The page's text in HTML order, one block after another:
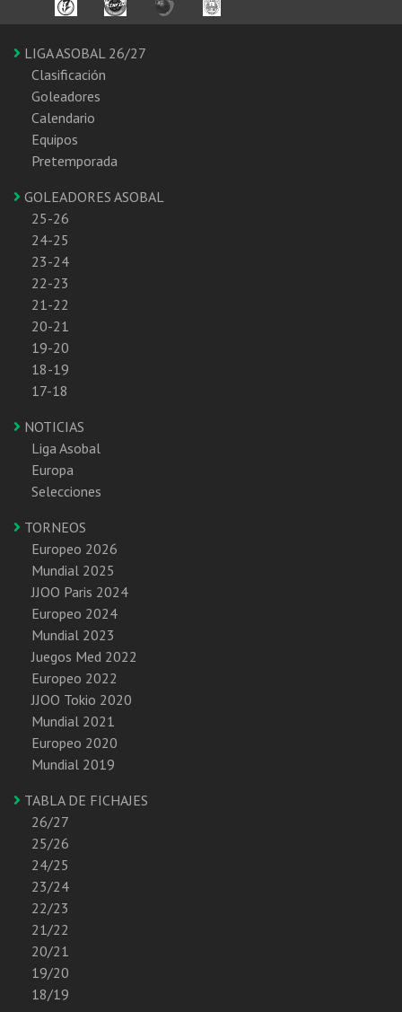
LIGA ASOBAL 26/27
Clasificación
Goleadores
Calendario
Equipos
Pretemporada
GOLEADORES ASOBAL
25-26
24-25
23-24
22-23
21-22
20-21
19-20
18-19
17-18
NOTICIAS
Liga Asobal
Europa
Selecciones
TORNEOS
Europeo 2026
Mundial 2025
JJOO Paris 2024
Europeo 2024
Mundial 2023
Juegos Med 2022
Europeo 2022
JJOO Tokio 2020
Mundial 2021
Europeo 2020
Mundial 2019
TABLA DE FICHAJES
26/27
25/26
24/25
23/24
22/23
21/22
20/21
19/20
18/19